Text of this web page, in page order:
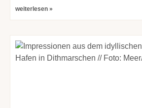
weiterlesen »